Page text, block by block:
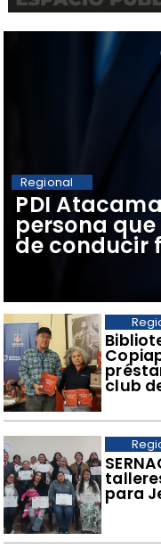
club
para
​PDI
persona
de conducir
Regional